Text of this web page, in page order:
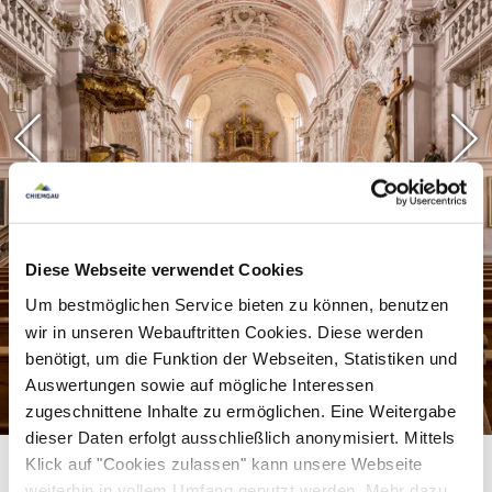
Diese Webseite verwendet Cookies
Um bestmöglichen Service bieten zu können, benutzen
wir in unseren Webauftritten Cookies. Diese werden
benötigt, um die Funktion der Webseiten, Statistiken und
Auswertungen sowie auf mögliche Interessen
zugeschnittene Inhalte zu ermöglichen. Eine Weitergabe
dieser Daten erfolgt ausschließlich anonymisiert. Mittels
Klick auf "Cookies zulassen" kann unsere Webseite
bekannte barocke Helligkeit und Farbigkeit
entgegen. Vielmehr wirkt das Kircheninnere eher
dunkel, das ist ein sichtbares Zeichen dafür, dass
wir es hier mit einem im Kern eigentlich
gotischen Bau zu tun haben, der nachträglich
barock überformt wurde. Die
Erweiterungsphasen der barocken Zeit lassen
verfolgen. Im hinteren Teil der Kirche dicht und
massiv, lichtet sich, je weiter man nach vorne
geht, der Formenkanon. Auf Höhe der Kanzel
etwa ist eine der Zäsuren deutlich auszumachen.
Der Altar, die Skulpturen und im Kern auch die
Kanzel sind Arbeiten aus dem frühen 18.
Jahrhundert. Als ältestes Bildnis gilt dieStatue